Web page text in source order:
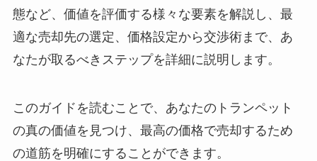
態など、価値を評価する様々な要素を解説し、最
適な売却先の選定、価格設定から交渉術まで、あ
なたが取るべきステップを詳細に説明します。
このガイドを読むことで、あなたのトランペット
の真の価値を見つけ、最高の価格で売却するため
の道筋を明確にすることができます。